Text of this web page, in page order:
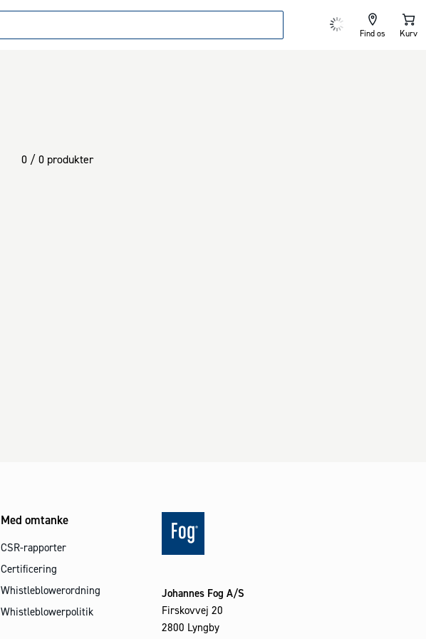
Find os Kurv
0 / 0 produkter
Med omtanke
CSR-rapporter
Certificering
Whistleblowerordning
Whistleblowerpolitik
Johannes Fog A/S
Firskovvej 20
2800 Lyngby